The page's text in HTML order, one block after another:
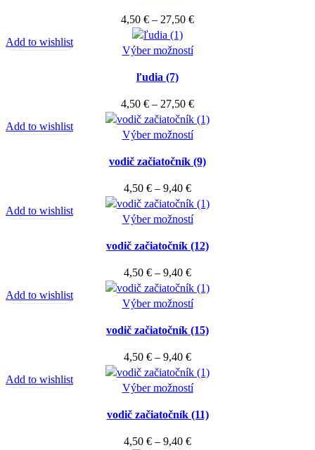
na
produktu.
variantov.
Možnosti
si
na
stránke
produktu.
4,50 € – 27,50 €Price
4,50 €
Add to wishlist
Výber možnostíTento
variantov.
Možnosti
si
môžete
stránke
produktu.
ľudia (7)
4,50 € – 27,50 €Price
range:
4,50 €
27,50 €
Add to wishlist
Výber možnostíTento
má
Možnosti
si
môžete
stránke
produktu.
vodič začiatočník (9)
4,50 € – 9,40 €Price
range:
4,50 €
9,40 €
Add to wishlist
Výber možnostíTento
má
Možnosti
si
môžete
stránke
produktu.
vodič začiatočník (12)
4,50 € – 9,40 €Price
range:
4,50 €
9,40 €
Add to wishlist
Výber možnostíTento
má
Možnosti
si
môžete
vodič začiatočník (15)
4,50 € – 9,40 €Price
range:
4,50 €
9,40 €
Add to wishlist
Výber možnostíTento
má
vodič začiatočník (11)
4,50 € – 9,40 €Price